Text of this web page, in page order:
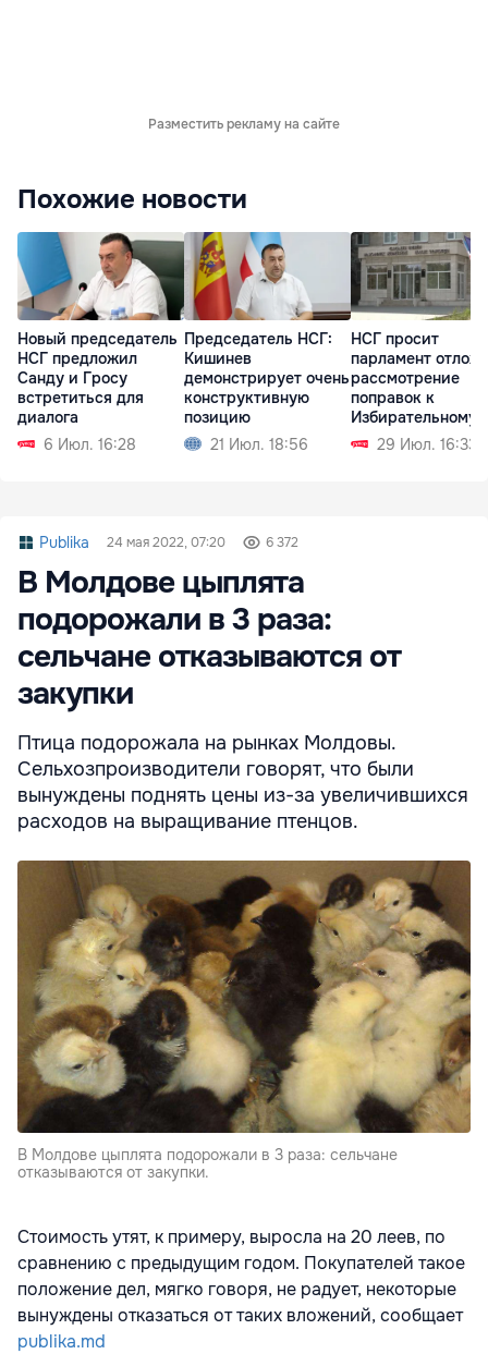
Разместить рекламу на сайте
Похожие новости
Новый председатель
НСГ предложил
Санду и Гросу
встретиться для
диалога
6 Июл. 16:28
Председатель НСГ:
Кишинев
демонстрирует очень
конструктивную
позицию
21 Июл. 18:56
НСГ просит
парламент
рассмотрение
поправок к
Избирательному
кодексу
29 Июл. 16:33
Publika 24 мая 2022, 07:20 6 372
В Молдове цыплята
подорожали в 3 раза:
сельчане отказываются от
закупки
Птица подорожала на рынках Молдовы.
Сельхозпроизводители говорят, что были
вынуждены поднять цены из-за увеличившихся
расходов на выращивание птенцов.
В Молдове цыплята подорожали в 3 раза: сельчане
отказываются от закупки.
Стоимость утят, к примеру, выросла на 20 леев, по
сравнению с предыдущим годом. Покупателей такое
положение дел, мягко говоря, не радует, некоторые
вынуждены отказаться от таких вложений, сообщает
publika.md